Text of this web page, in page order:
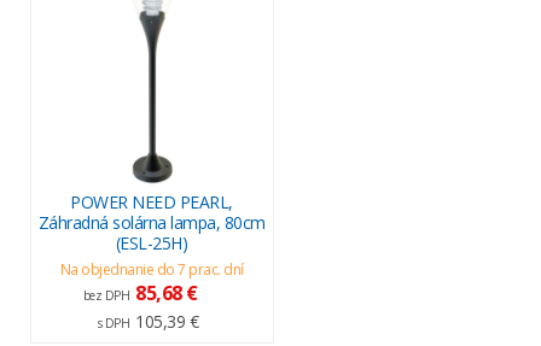
POWER NEED PEARL,
Záhradná solárna lampa, 80cm
(ESL-25H)
Na objednanie do 7 prac. dní
bez DPH 85,68 €
s DPH 105,39 €